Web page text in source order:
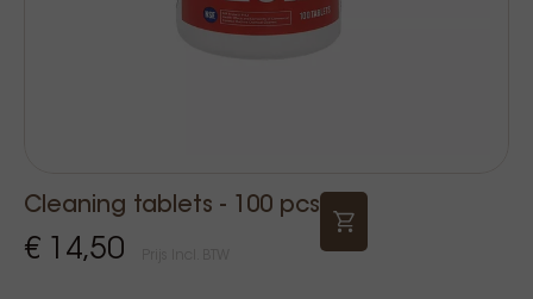
Cleaning tablets - 100 pcs
€ 14,50